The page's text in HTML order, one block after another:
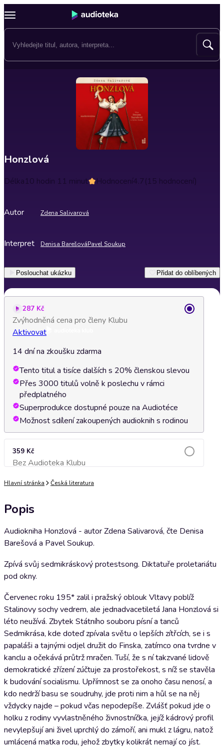
Honzlová
Délka10 hodin 11 minut Hodnocení4.7(15 hodnocení)
Autor Zdena Salivarová
Interpret Denisa BarešováPavel Soukup
Poslouchat ukázku Přidat do oblíbených
287 Kč
Zvýhodněná cena pro členy Klubu
Aktivovat
14 dní na zkoušku zdarma
Tento titul a tisíce dalších s 20% členskou slevou
Přes 3000 titulů volně k poslechu v rámci
předplatného
Superprodukce dostupné pouze na Audiotéce
Možnost sdílení zakoupených audioknih s rodinou
359 Kč
Bez Audioteka KlubuPřidat do košíku
Hlavní stránka Česká literatura
Popis
Audiokniha Honzlová - autor Zdena Salivarová, čte Denisa
Barešová a Pavel Soukup.
Zpívá svůj sedmikráskový protestsong. Diktatuře proletariátu
pod okny.
Červenec roku 195* zalil i pražský oblouk Vltavy poblíž
Stalinovy sochy vedrem, ale jednadvacetiletá Jana Honzlová si
léto neužívá. Zbytek Státního souboru písní a tanců
Sedmikrása, kde doteď zpívala světu o lepších zítřcích, se i s
papaláši a tajnými odjel družit do Finska, zatímco ona tvrdne v
kanclu a očekává průtrž mračen. Tuší, že s ní takzvané lidově
demokratické zřízení zúčtuje za prostořekost, s níž se stavěla
k budování socialismu. Upřímnost se za onoho času nenosí, a
kdo nedrží basu se soudruhy, jde proti nim a hůl se na něj
vždycky najde – pokud včas nepodepíše. Zvlášť pokud jde o
holku z rodiny vyvlastněného živnostníčka, jejíž kádrový profil
nevylepšují ani živel uprchlý do zámoří, ani mukl z lágru, natož
umlácená matka rodu, jehož zbytky kolikrát nemají co jíst.